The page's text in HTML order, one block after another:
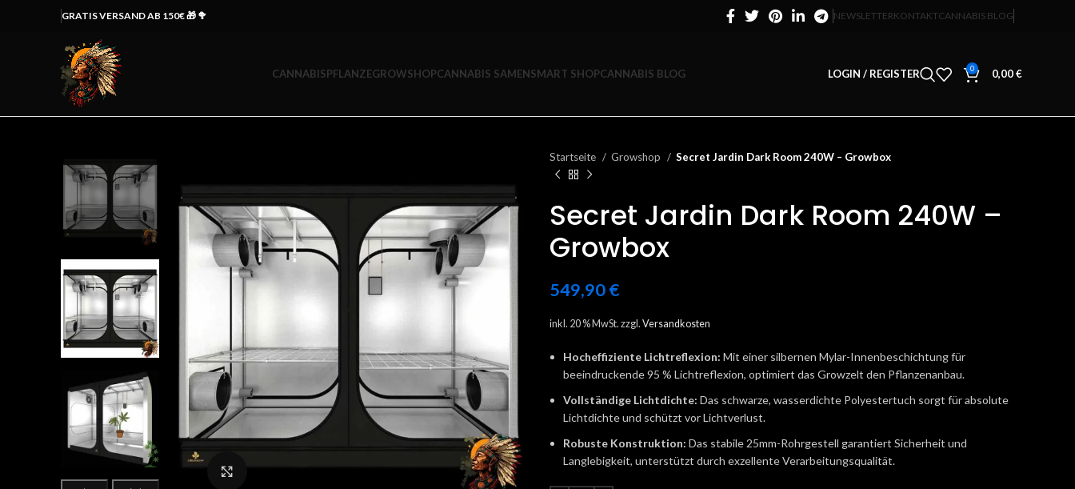
GRATIS VERSAND AB 150€ 🎁 🥦 NEWSLETTERKONTAKTCANNABIS BLOG
CANNABISPFLANZEGROWSHOPCANNABIS SAMENSMART SHOPCANNABIS BLOG LOGIN / REGISTER 0 0,00€
Startseite Growshop Secret Jardin Dark Room 240W – Growbox
Secret Jardin Dark Room 240W –
Growbox
549,90€
inkl. 20 % MwSt. zzgl. Versandkosten
Hocheffiziente Lichtreflexion: Mit einer silbernen Mylar-Innenbeschichtung für
beeindruckende 95 % Lichtreflexion, optimiert das Growzelt den Pflanzenanbau.
Vollständige Lichtdichte: Das schwarze, wasserdichte Polyestertuch sorgt für absolute
Lichtdichte und schützt vor Lichtverlust.
Robuste Konstruktion: Das stabile 25mm-Rohrgestell garantiert Sicherheit und
Langlebigkeit, unterstützt durch exzellente Verarbeitungsqualität.